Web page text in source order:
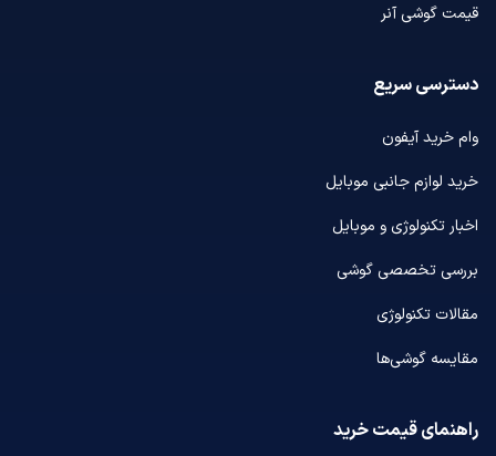
قیمت گوشی آنر
دسترسی سریع
وام خرید آیفون
خرید لوازم جانبی موبایل
اخبار تکنولوژی و موبایل
بررسی تخصصی گوشی
مقالات تکنولوژی
مقایسه گوشی‌ها
راهنمای قیمت خرید